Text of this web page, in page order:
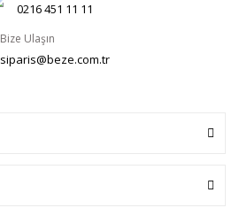
0216 451 11 11
Bize Ulaşın
siparis@beze.com.tr